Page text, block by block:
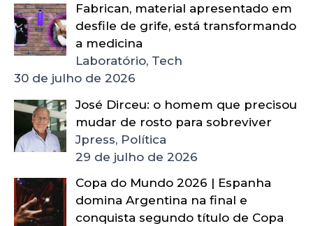
Fabrican, material apresentado em
desfile de grife, está transformando
a medicina
Laboratório, Tech
30 de julho de 2026
José Dirceu: o homem que precisou
mudar de rosto para sobreviver
Jpress, Política
29 de julho de 2026
Copa do Mundo 2026 | Espanha
domina Argentina na final e
conquista segundo título de Copa